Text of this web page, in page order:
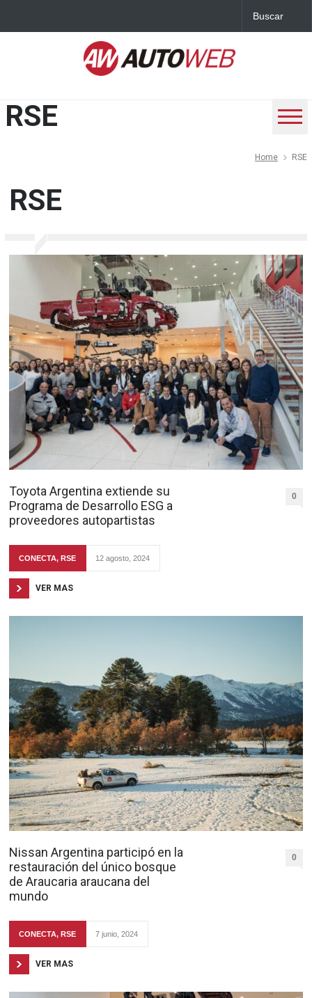
RSE
Home RSE
RSE
Toyota Argentina extiende su
Programa de Desarrollo ESG a
proveedores autopartistas
0
CONECTA,RSE 12 agosto, 2024
VER MAS
Nissan Argentina participó en la
restauración del único bosque
de Araucaria araucana del
mundo
0
CONECTA, RSE 7 junio, 2024
VER MAS